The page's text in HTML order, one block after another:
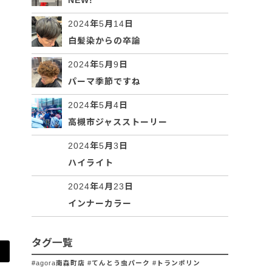
2024年5月14日
白髪染からの卒論
2024年5月9日
パーマ季節ですね
2024年5月4日
高槻市ジャスストーリー
2024年5月3日
ハイライト
2024年4月23日
インナーカラー
タグ一覧
#agora南森町店 #てんとう虫パーク #トランポリン